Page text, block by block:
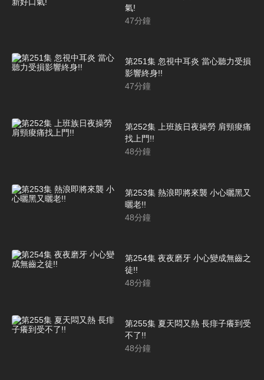
氣!
47分鐘
第251集 忽視中耳炎 當心聽力受損
影響終身!!
47分鐘
第252集 上班族日夜操勞 肩頸痠痛
找上門!!
48分鐘
第253集 熱浪即將來襲 小心曬黑又
曬老!!
48分鐘
第254集 夜夜磨牙 小心變成無齒之
徒!!
48分鐘
第255集 夏天悶又熱 長痱子癢到受
不了!!
48分鐘